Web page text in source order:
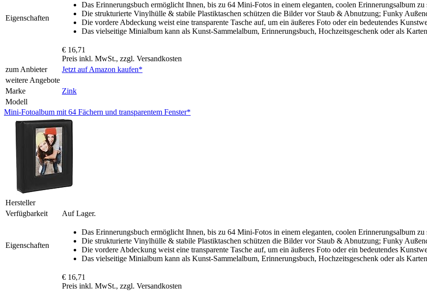
Eigenschaften
Das Erinnerungsbuch ermöglicht Ihnen, bis zu 64 Mini-Fotos in einem eleganten, coolen Erinnerungsalbum zu
Die strukturierte Vinylhülle & stabile Plastiktaschen schützen die Bilder vor Staub & Abnutzung; Funky
Die vordere Abdeckung weist eine transparente Tasche auf, um ein äußeres Foto oder ein bedeutendes
Das vielseitige Minialbum kann als Kunst-Sammelalbum, Erinnerungsbuch, Hochzeitsgeschenk oder als
€ 16,71
Preis inkl. MwSt., zzgl. Versandkosten
zum Anbieter
Jetzt auf Amazon kaufen*
weitere Angebote
Marke
Zink
Modell
Mini-Fotoalbum mit 64 Fächern und transparentem Fenster*
Hersteller
Verfügbarkeit
Auf Lager.
Eigenschaften
Das Erinnerungsbuch ermöglicht Ihnen, bis zu 64 Mini-Fotos in einem eleganten, coolen Erinnerungsalbum zu
Die strukturierte Vinylhülle & stabile Plastiktaschen schützen die Bilder vor Staub & Abnutzung; Funky
Die vordere Abdeckung weist eine transparente Tasche auf, um ein äußeres Foto oder ein bedeutendes
Das vielseitige Minialbum kann als Kunst-Sammelalbum, Erinnerungsbuch, Hochzeitsgeschenk oder als
€ 16,71
Preis inkl. MwSt., zzgl. Versandkosten